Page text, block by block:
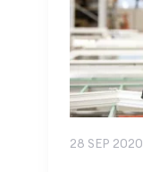
28 SEP 2020